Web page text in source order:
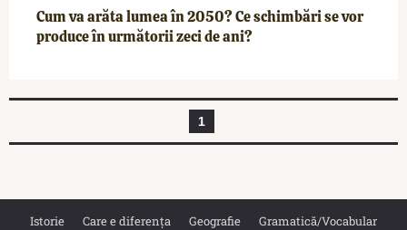
Cum va arăta lumea în 2050? Ce schimbări se vor
produce în următorii zeci de ani?
1
Istorie Care e diferența Geografie
Gramatică/Vocabular